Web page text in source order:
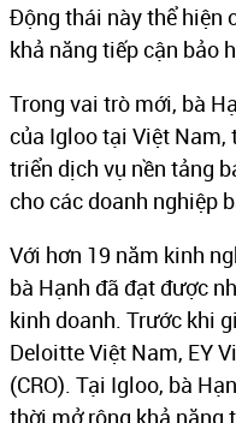
Động thái này thể hiện
khả năng tiếp cận bảo
Trong vai trò mới, bà
của Igloo tại Việt Nam,
triển dịch vụ nền tảng
cho các doanh nghiệp
Với hơn 19 năm kinh
bà Hạnh đã đạt được
kinh doanh. Trước khi
Deloitte Việt Nam, EY
(CRO). Tại Igloo, bà
thời mở rộng khả năng